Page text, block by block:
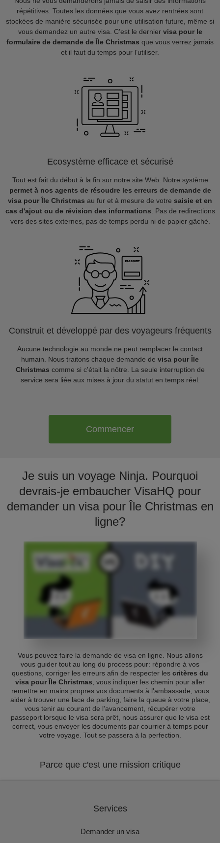
répétitives. Toutes les données que vous avez rentrées sont
stockées de manière sécurisée pour une utilisation future, même si
vous demandez un autre visa. C’est le dernier visa pour le
formulaire de demande de Île Christmas que vous verrez jamais
et il faut du temps pour l’utiliser.
Ecosystème efficace et sécurisé
Tout est fait du début à la fin sur notre site Web. Notre système
permet à nos agents de résoudre les erreurs de demande de
visa pour Île Christmas au fur et à mesure de votre saisie et en
cas d'ajout ou de révision des informations . Pas de redirections
vers des sites externes, pas de temps perdu ni de papier gâché.
Construit et développé par des voyageurs fréquents
Aucune technologie au monde ne peut remplacer le contact
humain. Nous traitons chaque demande de visa pour Île
Christmas comme si c'était la nôtre. La seule interruption de
service sera liée aux mises à jour du statut en temps réel.
Commencer
Je suis un voyage Ninja. Pourquoi
devrais-je embaucher VisaHQ pour
demander un visa pour Île Christmas en
ligne?
Vous pouvez faire la demande de visa en ligne. Nous allons
vous guider tout au long du process pour: répondre à vos
questions, corriger les erreurs afin de respecter les critères du
visa pour Île Christmas , vous indiquer les chemin pour aller
remettre en mains propres vos documents à l'ambassade, vous
aider à trouver une lace de parking, faire la queue à votre place,
vous tenir au courant de l'avancement, récupérer votre
passeport lorsque le visa sera prêt, nous assurer que le visa est
correct, vous envoyer les documents par courrier à temps pour
votre voyage. Tout se passera à la perfection.
Parce que c'est une mission critique
Services
Demander un visa